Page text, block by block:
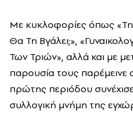
Με κυκλοφορίες όπως
Θα Τη Βγάλει;», «
Των Τριών», αλλά και με
παρουσία τους παρέμεινε
πρώτης περιόδου
συλλογική μνήμη της